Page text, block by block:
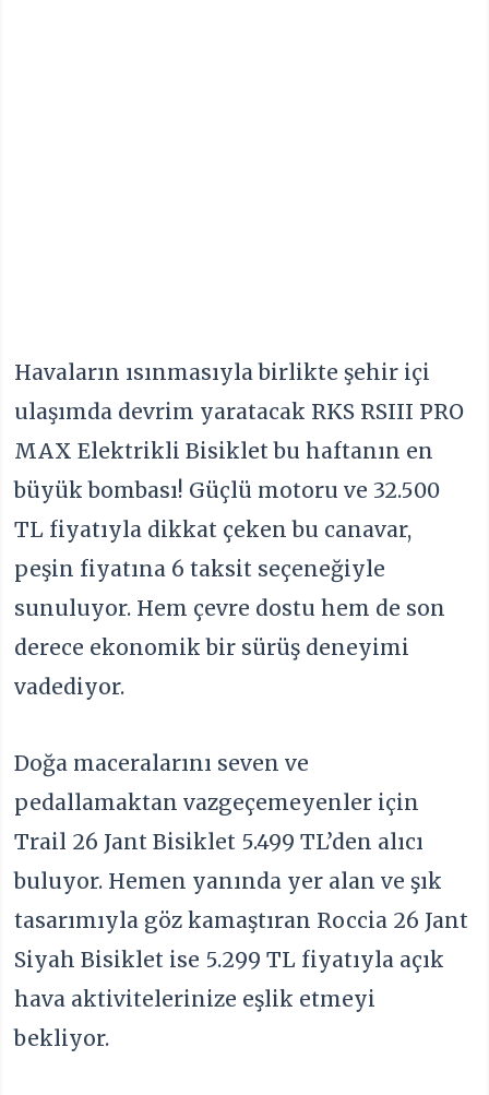
Havaların ısınmasıyla birlikte şehir içi
ulaşımda devrim yaratacak RKS RSIII PRO
MAX Elektrikli Bisiklet bu haftanın en
büyük bombası! Güçlü motoru ve 32.500
TL fiyatıyla dikkat çeken bu canavar,
peşin fiyatına 6 taksit seçeneğiyle
sunuluyor. Hem çevre dostu hem de son
derece ekonomik bir sürüş deneyimi
vadediyor.
Doğa maceralarını seven ve
pedallamaktan vazgeçemeyenler için
Trail 26 Jant Bisiklet 5.499 TL’den alıcı
buluyor. Hemen yanında yer alan ve şık
tasarımıyla göz kamaştıran Roccia 26 Jant
Siyah Bisiklet ise 5.299 TL fiyatıyla açık
hava aktivitelerinize eşlik etmeyi
bekliyor.